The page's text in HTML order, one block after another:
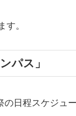
。
パス」
日程スケジュー